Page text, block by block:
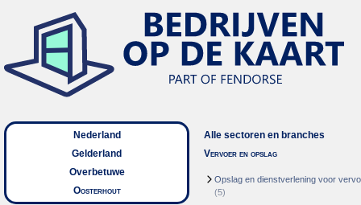
Nederland
Gelderland
Overbetuwe
Oosterhout
Alle sectoren en branches
Vervoer en opslag
Opslag en dienstverlening voor
(5)